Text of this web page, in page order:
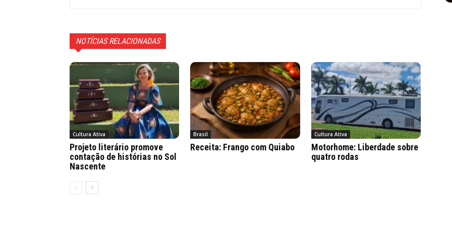
NOTÍCIAS RELACIONADAS
Cultura Ativa
Projeto literário promove
contação de histórias no Sol
Nascente
Brasil
Receita: Frango com Quiabo
Cultura Ativa
Motorhome: Liberdade sobre
quatro rodas